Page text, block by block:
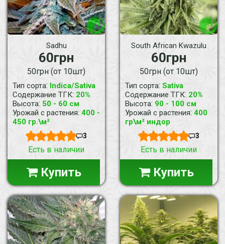
Sadhu
60грн
50грн (от 10шт)
Тип сорта: Indica/Sativa
Содержание ТГК: 20%
Высота: 50 - 60 см
Урожай с растения: 400 -
450 гр.\м²
3
Есть в наличии
Купить
South African Kwazulu
60грн
50грн (от 10шт)
Тип сорта: Sativa
Содержание ТГК: 20%
Высота: 90 - 100 см
Урожай с растения: 400
гр\м² индор
3
Есть в наличии
Купить